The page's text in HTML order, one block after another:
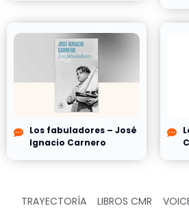
Los fabuladores – José
Ignacio Carnero
TRAYECTORÍA LIBROS CMR